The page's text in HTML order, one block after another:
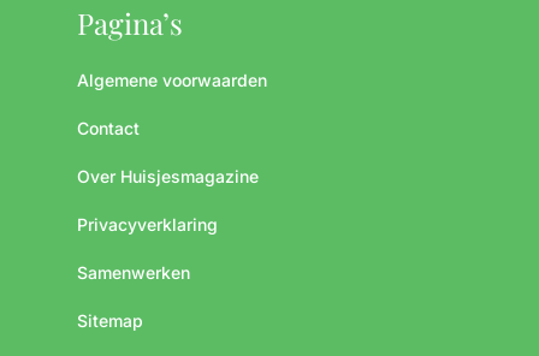
Pagina’s
Algemene voorwaarden
Contact
Over Huisjesmagazine
Privacyverklaring
Samenwerken
Sitemap